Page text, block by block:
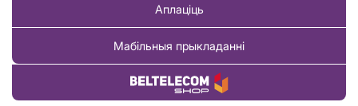
Аплаціць
Мабільныя прыкладанні
Купіць тавар